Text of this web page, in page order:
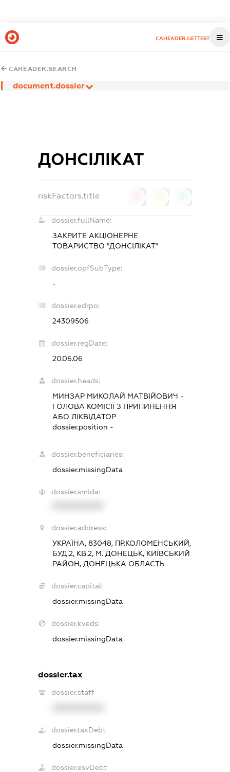
CAHEADER.GETTEST
CAHEADER.SEARCH
document.dossier
ДОНСІЛІКАТ
riskFactors.title
dossier.fullName:
ЗАКРИТЕ АКЦІОНЕРНЕ
ТОВАРИСТВО "ДОНСІЛІКАТ"
dossier.opfSubType:
-
dossier.edrpo:
24309506
dossier.regDate:
20.06.06
dossier.heads:
МИНЗАР МИКОЛАЙ МАТВІЙОВИЧ -
ГОЛОВА КОМІСІЇ З ПРИПИНЕННЯ
АБО ЛІКВІДАТОР
dossier.position -
dossier.beneficiaries:
dossier.missingData
dossier.smida:
dossier.address:
УКРАЇНА, 83048, ПР.КОЛОМЕНСЬКИЙ,
БУД.2, КВ.2, М. ДОНЕЦЬК, КИЇВСЬКИЙ
РАЙОН, ДОНЕЦЬКА ОБЛАСТЬ
dossier.capital:
dossier.missingData
dossier.kveds:
dossier.missingData
dossier.tax
dossier.staff
dossier.taxDebt
dossier.missingData
dossier.esvDebt